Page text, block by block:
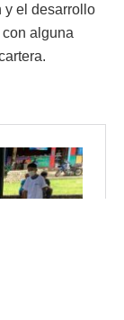
y el desarrollo
alguna